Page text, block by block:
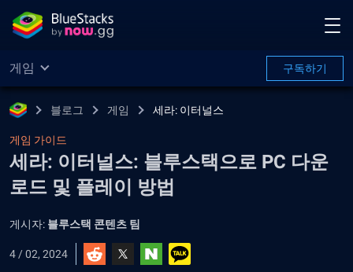
게임 구독하기
블로그 게임 세라: 이터널스
게임 가이드
세라: 이터널스: 블루스택으로 PC 다운
로드 및 플레이 방법
게시자: 블루스택 콘텐츠 팀
4 / 02, 2024